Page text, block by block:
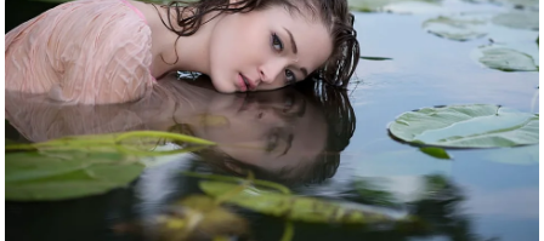
ला
इ
फ
स्टा
इ
ल
टे